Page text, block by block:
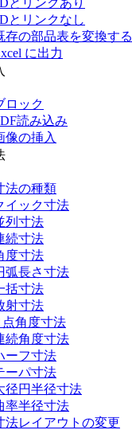
とリンクあり
とリンクなし
存の部品表を変換する
に出力
ロック
読み込み
像の挿入
法の種類
イック寸法
列寸法
続寸法
度寸法
弧長さ寸法
括寸法
射寸法
点角度寸法
続角度寸法
ーフ寸法
ーパ寸法
径円半径寸法
率半径寸法
法レイアウトの変更